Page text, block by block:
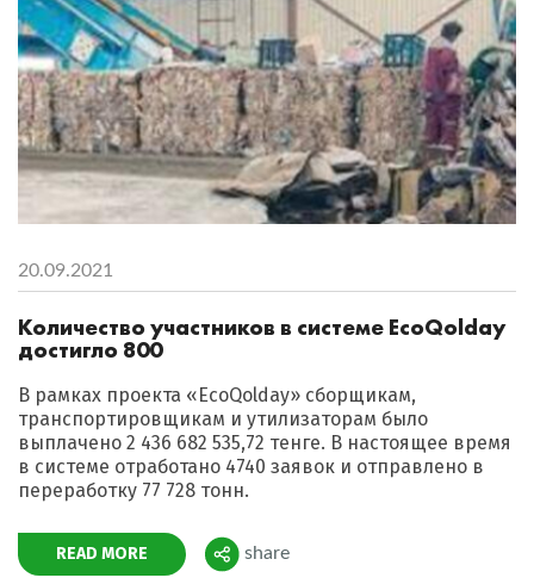
20.09.2021
Количество участников в системе EcoQolday
достигло 800
В рамках проекта «EcoQolday» сборщикам,
транспортировщикам и утилизаторам было
выплачено 2 436 682 535,72 тенге. В настоящее время
в системе отработано 4740 заявок и отправлено в
переработку 77 728 тонн.
READ MORE Поделиться
share